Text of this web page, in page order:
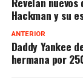
Hackman y su
ANTERIOR
Daddy Yankee
hermana por